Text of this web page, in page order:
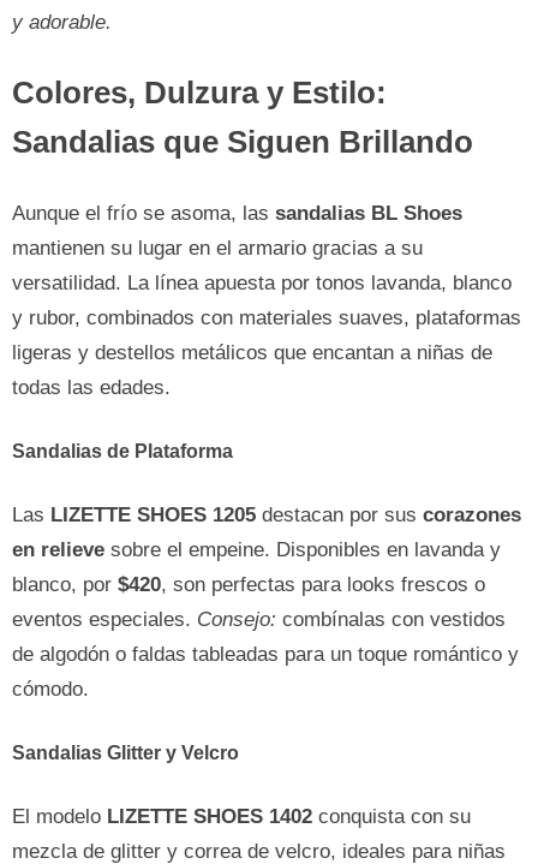
y adorable.
Colores, Dulzura y Estilo:
Sandalias que Siguen Brillando
Aunque el frío se asoma, las sandalias BL Shoes
mantienen su lugar en el armario gracias a su
versatilidad. La línea apuesta por tonos lavanda, blanco
y rubor, combinados con materiales suaves, plataformas
ligeras y destellos metálicos que encantan a niñas de
todas las edades.
Sandalias de Plataforma
Las LIZETTE SHOES 1205 destacan por sus corazones
en relieve sobre el empeine. Disponibles en lavanda y
blanco, por $420, son perfectas para looks frescos o
eventos especiales. Consejo: combínalas con vestidos
de algodón o faldas tableadas para un toque romántico y
cómodo.
Sandalias Glitter y Velcro
El modelo LIZETTE SHOES 1402 conquista con su
mezcla de glitter y correa de velcro, ideales para niñas